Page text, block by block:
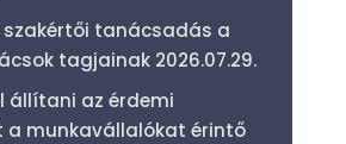
szakértői tanácsadás a
tagjainak 2026.07.29.
állítani az érdemi
a munkavállalókat érintő